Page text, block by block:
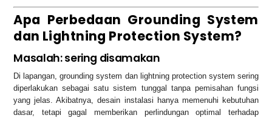
Apa Perbedaan Grounding System
dan Lightning Protection System?
Masalah: sering disamakan
Di lapangan, grounding system dan lightning protection system sering
diperlakukan sebagai satu sistem tunggal tanpa pemisahan fungsi
yang jelas. Akibatnya, desain instalasi hanya memenuhi kebutuhan
dasar, tetapi gagal memberikan perlindungan optimal terhadap